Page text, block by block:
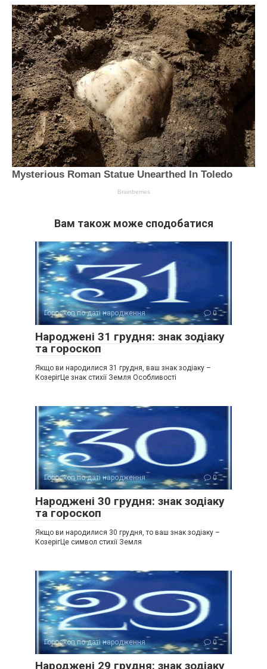
Вам також може сподобатися
Гороскоп по даті народження 0
Народжені 31 грудня: знак зодіаку
та гороскоп
Якщо ви народилися 31 грудня, ваш знак зодіаку –
КозерігЦе знак стихії Земля Особливості
Гороскоп по даті народження 0
Народжені 30 грудня: знак зодіаку
та гороскоп
Якщо ви народилися 30 грудня, то ваш знак зодіаку –
КозерігЦе символ стихії Земля
Гороскоп по даті народження 0
Народжені 29 грудня: знак зодіаку